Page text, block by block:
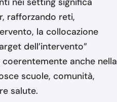
rafforzando reti,
la collocazione
dell’intervento”
anche nella
scuole, comunità,
salute.